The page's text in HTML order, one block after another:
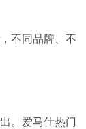
不同品牌、不
。爱马仕热门